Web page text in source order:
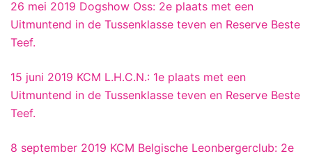
26 mei 2019 Dogshow Oss: 2e plaats met een
Uitmuntend in de Tussenklasse teven en Reserve Beste
Teef.
15 juni 2019 KCM L.H.C.N.: 1e plaats met een
Uitmuntend in de Tussenklasse teven en Reserve Beste
Teef.
8 september 2019 KCM Belgische Leonbergerclub: 2e